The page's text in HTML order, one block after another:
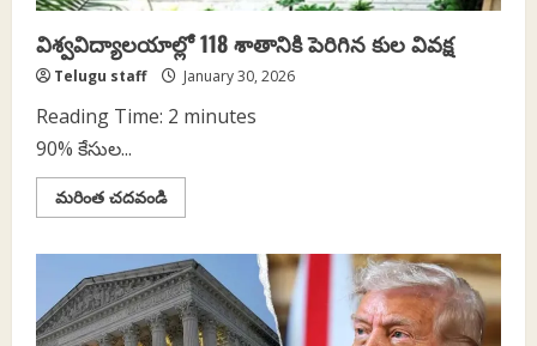
విశ్వవిద్యాలయాల్లో 118 శాతానికి పెరిగిన కుల వివక్ష
Telugu staff January 30, 2026
Reading Time: 2 minutes
90% కేసుల...
మరింత చదవండిRead
more
118
శాతానికి
పెరిగిన
కుల
వివక్ష